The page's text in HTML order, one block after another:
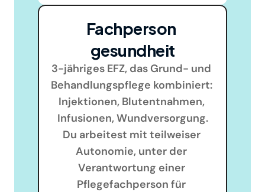
Fachperson
gesundheit
3-jähriges EFZ, das Grund- und
Behandlungspflege kombiniert:
Injektionen, Blutentnahmen,
Infusionen, Wundversorgung.
Du arbeitest mit teilweiser
Autonomie, unter der
Verantwortung einer
Pflegefachperson für